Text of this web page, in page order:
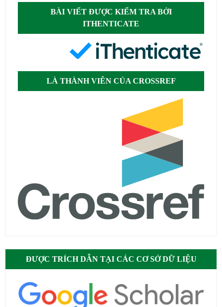
BÀI VIẾT ĐƯỢC KIỂM TRA BỞI
ITHENTICATE
LÀ THÀNH VIÊN CỦA CROSSREF
ĐƯỢC TRÍCH DẪN TẠI CÁC CƠ SỞ DỮ LIỆU